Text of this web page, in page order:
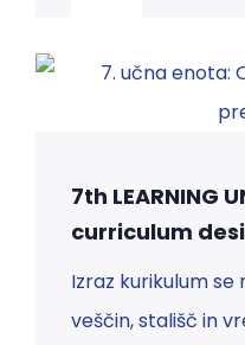
7th LEARNING
curriculum
Izraz kurikulum
veščin, stališč in